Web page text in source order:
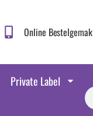
Online Bestelgemak
Private Label